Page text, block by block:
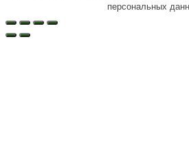
персональных